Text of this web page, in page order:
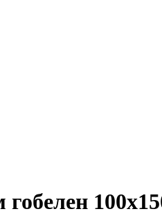
гобелен